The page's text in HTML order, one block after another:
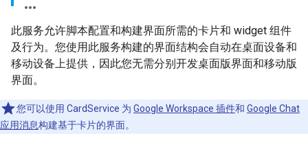
此服务允许脚本配置和构建界面所需的卡片和 widget 组件
及行为。您使用此服务构建的界面结构会自动在桌面设备和
移动设备上提供，因此您无需分别开发桌面版界面和移动版
界面。
您可以使用 CardService 为 Google Workspace 插件和 Google Chat
应用消息构建基于卡片的界面。